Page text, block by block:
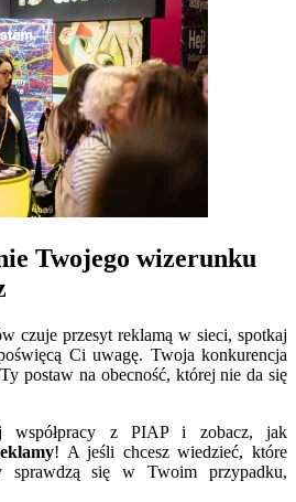
Twojego wizerunku
czuje przesyt reklamą w sieci, spotkaj
Ci uwagę. Twoja konkurencja
postaw na obecność, której nie da się
współpracy z PIAP i zobacz, jak
! A jeśli chcesz wiedzieć, które
sprawdzą się w Twoim przypadku,